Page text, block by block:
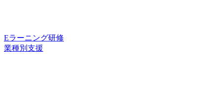
Eラーニング研修
業種別支援